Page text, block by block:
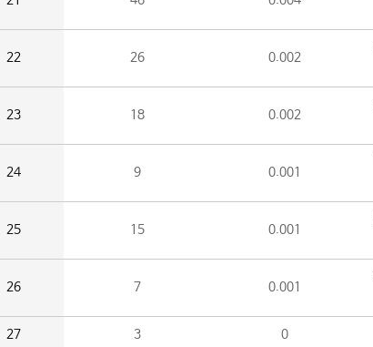
22 26 0.002
23 18 0.002
24 9 0.001
25 15 0.001
26 7 0.001
27 3 0